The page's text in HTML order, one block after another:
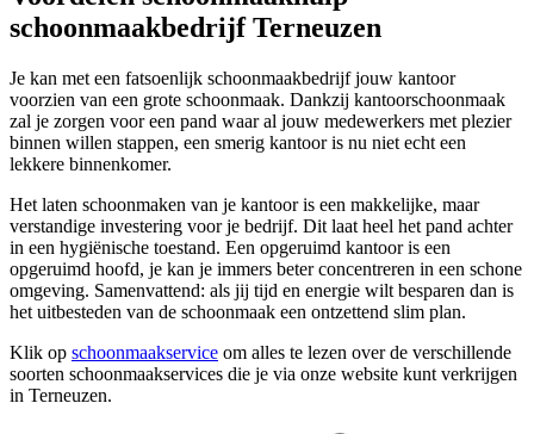
schoonmaakbedrijf Terneuzen
Je kan met een fatsoenlijk schoonmaakbedrijf jouw kantoor
voorzien van een grote schoonmaak. Dankzij kantoorschoonmaak
zal je zorgen voor een pand waar al jouw medewerkers met plezier
binnen willen stappen, een smerig kantoor is nu niet echt een
lekkere binnenkomer.
Het laten schoonmaken van je kantoor is een makkelijke, maar
verstandige investering voor je bedrijf. Dit laat heel het pand achter
in een hygiënische toestand. Een opgeruimd kantoor is een
opgeruimd hoofd, je kan je immers beter concentreren in een schone
omgeving. Samenvattend: als jij tijd en energie wilt besparen dan is
het uitbesteden van de schoonmaak een ontzettend slim plan.
Klik op schoonmaakservice om alles te lezen over de verschillende
soorten schoonmaakservices die je via onze website kunt verkrijgen
in Terneuzen.